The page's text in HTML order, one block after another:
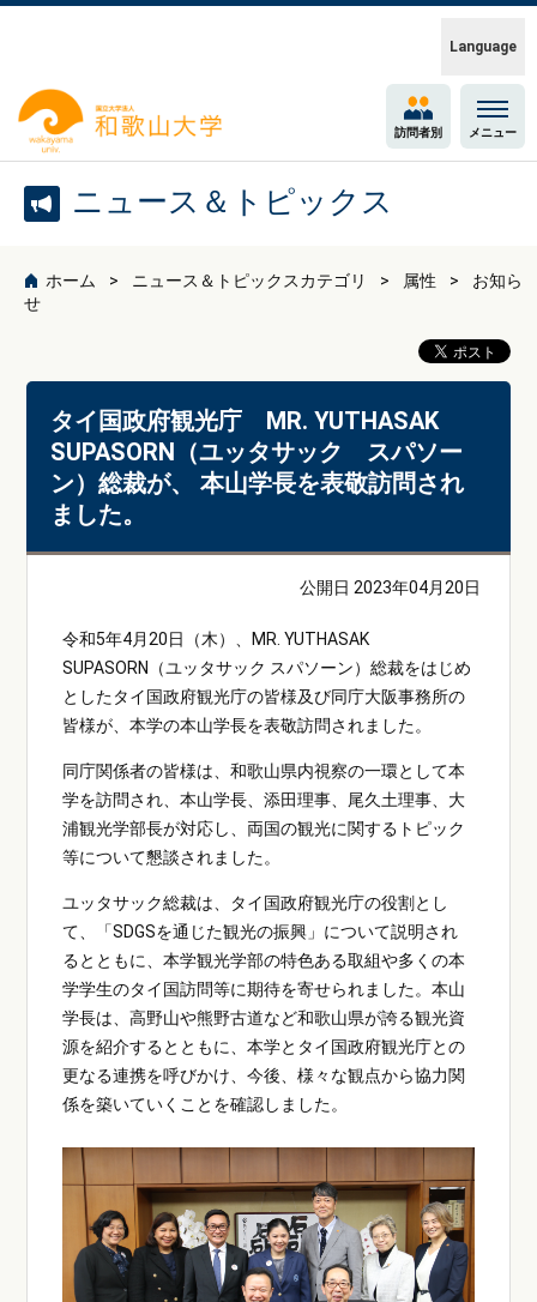
Language
訪問者別 メニュー
ニュース＆トピックス
ホーム ニュース＆トピックスカテゴリ 属性
お知ら
せ
タイ国政府観光庁 MR. YUTHASAK
SUPASORN（ユッタサック スパソー
ン）総裁が、 本山学長を表敬訪問され
ました。
公開日 2023年04月20日
令和5年4月20日（木）、MR. YUTHASAK
SUPASORN（ユッタサック スパソーン）総裁をはじめ
としたタイ国政府観光庁の皆様及び同庁大阪事務所の
皆様が、本学の本山学長を表敬訪問されました。
同庁関係者の皆様は、和歌山県内視察の一環として本
学を訪問され、本山学長、添田理事、尾久土理事、大
浦観光学部長が対応し、両国の観光に関するトピック
等について懇談されました。
ユッタサック総裁は、タイ国政府観光庁の役割とし
て、「SDGSを通じた観光の振興」について説明され
るとともに、本学観光学部の特色ある取組や多くの本
学学生のタイ国訪問等に期待を寄せられました。本山
学長は、高野山や熊野古道など和歌山県が誇る観光資
源を紹介するとともに、本学とタイ国政府観光庁との
更なる連携を呼びかけ、今後、様々な観点から協力関
係を築いていくことを確認しました。